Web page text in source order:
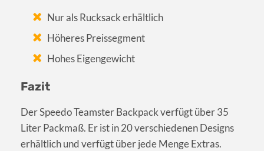
Nur als Rucksack erhältlich
Höheres Preissegment
Hohes Eigengewicht
Fazit
Der Speedo Teamster Backpack verfügt über 35
Liter Packmaß. Er ist in 20 verschiedenen Designs
erhältlich und verfügt über jede Menge Extras.